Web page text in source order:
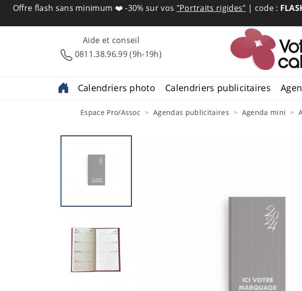
Offre flash sans minimum ❤️-30% sur vos "Portraits rigides" | code :
Aide et conseil
0811.38.96.99 (9h-19h)
Calendriers photo Calendriers publicitaires
Espace Pro/Assoc Agendas publicitaires Agenda mini